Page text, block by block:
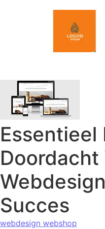
Essentieel
Doordacht
Succes
webdesign webshop